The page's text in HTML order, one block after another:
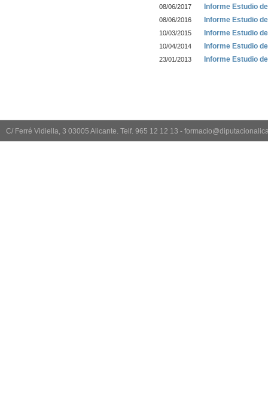
08/06/2017 Informe Estudio
08/06/2016 Informe Estudio
10/03/2015 Informe Estudio
10/04/2014 Informe Estudio
23/01/2013 Informe Estudio
C/ Ferré Vidiella, 3 03005 Alicante. Telf. 965 12 12 13 -